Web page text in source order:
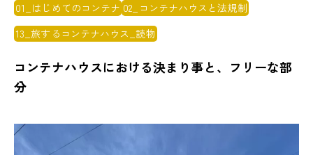
01_はじめてのコンテナ 02_コンテナハウスと法規制
13_旅するコンテナハウス_読物
コンテナハウスにおける決まり事と、フリーな部
分